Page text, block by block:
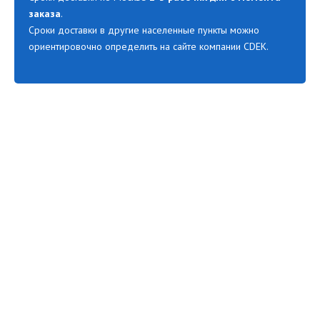
заказа.
Сроки доставки в другие населенные пункты можно
ориентировочно определить на сайте компании CDEK.